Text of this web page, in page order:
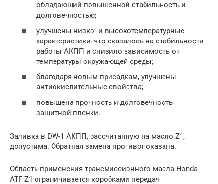
обладающий повышенной стабильность и
долговечностью;
улучшены низко- и высокотемпературные
характеристики, что сказалось на стабильности
работы АКПП и снизило зависимость от
температуры окружающей среды;
благодаря новым присадкам, улучшены
антиокислительные свойства;
повышена прочность и долговечность
защитной пленки.
Заливка в DW-1 АКПП, рассчитанную на масло Z1,
допустима. Обратная замена противопоказана.
Область применения трансмиссионного масла Honda
ATF Z1 ограничивается коробками передач